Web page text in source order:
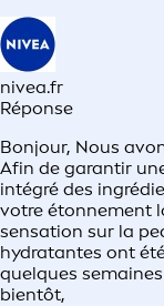
nivea.fr
Réponse
Bonjour, Nous
Afin de garantir
intégré des
votre étonnement
sensation sur la
hydratantes ont
quelques
bientôt,